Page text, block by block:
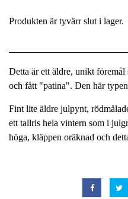
Produkten är tyvärr slut i lager.
Detta är ett äldre, unikt föremål
och fått "patina". Den här
Fint lite äldre julpynt,
ett tallris hela vintern som i
höga, kläppen oräknad och